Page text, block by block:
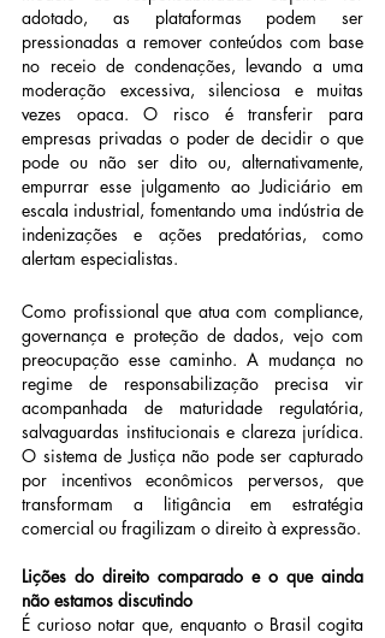
adotado, as plataformas podem ser
pressionadas a remover conteúdos com base
no receio de condenações, levando a uma
moderação excessiva, silenciosa e muitas
vezes opaca. O risco é transferir para
empresas privadas o poder de decidir o que
pode ou não ser dito ou, alternativamente,
empurrar esse julgamento ao Judiciário em
escala industrial, fomentando uma indústria de
indenizações e ações predatórias, como
alertam especialistas.
Como profissional que atua com compliance,
governança e proteção de dados, vejo com
preocupação esse caminho. A mudança no
regime de responsabilização precisa vir
acompanhada de maturidade regulatória,
salvaguardas institucionais e clareza jurídica.
O sistema de Justiça não pode ser capturado
por incentivos econômicos perversos, que
transformam a litigância em estratégia
comercial ou fragilizam o direito à expressão.
Lições do direito comparado e o que ainda
não estamos discutindo
É curioso notar que, enquanto o Brasil cogita